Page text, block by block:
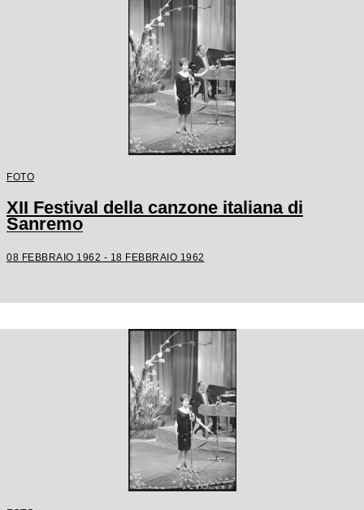
FOTO
XII Festival della canzone italiana di
Sanremo
08 FEBBRAIO 1962 - 18 FEBBRAIO 1962